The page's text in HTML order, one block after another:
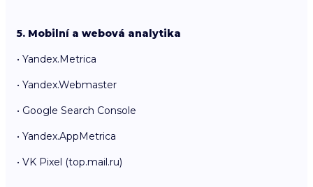
5. Mobilní a webová analytika
• Yandex.Metrica
• Yandex.Webmaster
• Google Search Console
• Yandex.AppMetrica
• VK Pixel (top.mail.ru)